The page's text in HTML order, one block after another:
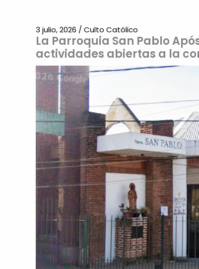
La Parroquia San Pablo
actividades abiertas a la
3 julio, 2026 / Culto Católico